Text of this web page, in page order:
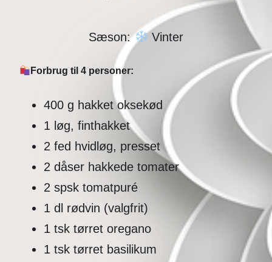
Sæson: Vinter
Forbrug til 4 personer:
400 g hakket oksekød
1 løg, finthakket
2 fed hvidløg, presset
2 dåser hakkede tomater
2 spsk tomatpuré
1 dl rødvin (valgfrit)
1 tsk tørret oregano
1 tsk tørret basilikum